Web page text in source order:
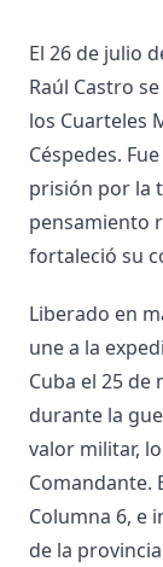
El 26 de julio
Raúl Castro
los Cuarteles
Céspedes.
prisión por la
pensamiento
fortaleció su
Liberado en
une a la
Cuba el 25 de
durante la
valor militar,
Comandante.
Columna 6, e
de la